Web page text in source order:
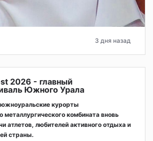
3 дня назад
2026 - главный
Южного Урала
южноуральские курорты
металлургического комбината вновь
атлетов, любителей активного отдыха и
страны.